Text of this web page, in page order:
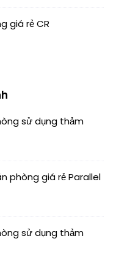
giá rẻ CR
sử dụng thảm
phòng giá rẻ Parallel
sử dụng thảm